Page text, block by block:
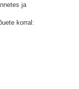
ja
korral: